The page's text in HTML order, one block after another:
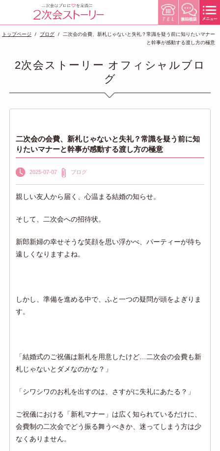
トップページ ブログ
二次会の会費、新札じゃないと失礼？常識を疑う前に知りたいマナー
と幹事が感動する渡し方の極意
2次会ストーリー オフィシャルブロ
グ
二次会の会費、新札じゃないと失礼？常識を疑う前に知
りたいマナーと幹事が感動する渡し方の極意
2025-07-07 ブログ
親しい友人から届く、心温まる結婚の知らせ。
そして、二次会への招待状。
新郎新婦の幸せそうな笑顔を思い浮かべ、パーティーが待ち
遠しくなりますよね。
しかし、準備を進める中で、ふと一つの疑問が頭をよぎりま
す。
「結婚式のご祝儀は新札を用意したけど…二次会の会費も新
札じゃないとダメなのかな？」
「シワシワのお札を出すのは、さすがに失礼にあたる？」
ご祝儀における「新札マナー」は広く知られているだけに、
会費制の二次会でどう振る舞うべきか、迷ってしまう方は少
なくありません。